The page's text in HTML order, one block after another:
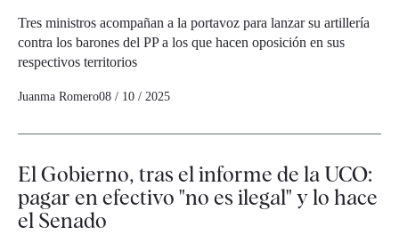
Tres ministros acompañan a la portavoz para lanzar su artillería
contra los barones del PP a los que hacen oposición en sus
respectivos territorios
Juanma Romero08 / 10 / 2025
El Gobierno, tras el informe de la UCO:
pagar en efectivo "no es ilegal" y lo hace
el Senado